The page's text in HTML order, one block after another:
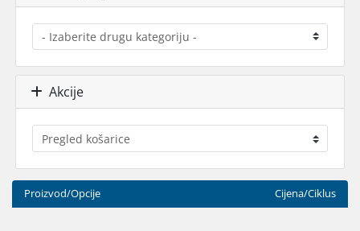
Akcije
Proizvod/Opcije Cijena/Ciklus